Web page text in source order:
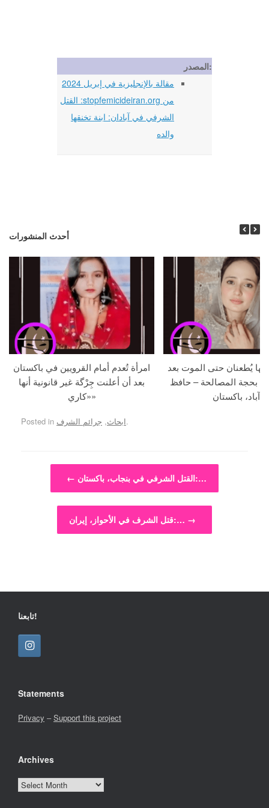
المصدر:
مقالة بالإنجليزية في إبريل 2024
من stopfemicideiran.org: القتل
الشرفي في آبادان: ابنة تخنقها
والده
أحدث المنشورات
امرأة تُعدم أمام القرويين في باكستان
بعد أن أعلنت جِرْگة غير قانونية أنها
«كاري»
يُطعنان حتى الموت بعد
بحجة المصالحة – حافظ
آباد، باكستان
Posted in ابحاث, جرائم الشرف .
Post navigation
← القتل الشرفي في بنجاب، باكستان:…
قتل الشرف في الأحواز، إيران:… →
تابعنا!
Statements
Privacy –Support this project
Archives
Archives